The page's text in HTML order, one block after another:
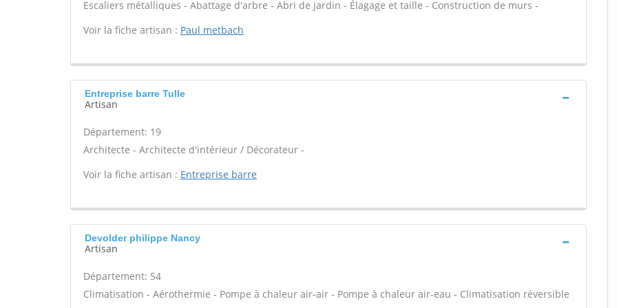
Escaliers métalliques - Abattage d'arbre - Abri de jardin - Élagage et taille - Construction de murs -
Voir la fiche artisan : Paul metbach
Entreprise barre Tulle
Artisan
Département: 19
Architecte - Architecte d'intérieur / Décorateur -
Voir la fiche artisan : Entreprise barre
Devolder philippe Nancy
Artisan
Département: 54
Climatisation - Aérothermie - Pompe à chaleur air-air - Pompe à chaleur air-eau - Climatisation réversible